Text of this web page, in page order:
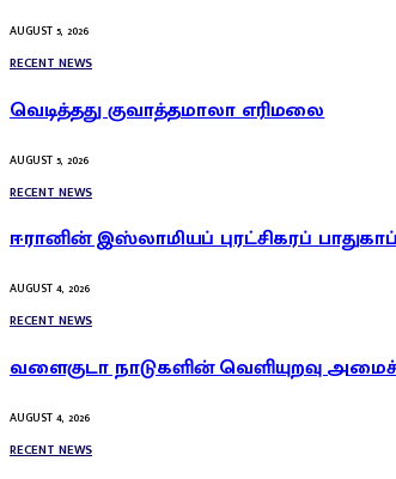
AUGUST 5, 2026
RECENT NEWS
வெடித்தது குவாத்தமாலா எரிமலை
AUGUST 5, 2026
RECENT NEWS
ஈரானின் இஸ்லாமியப் புரட்சிகரப்
AUGUST 4, 2026
RECENT NEWS
வளைகுடா நாடுகளின் வெளியுறவு
AUGUST 4, 2026
RECENT NEWS